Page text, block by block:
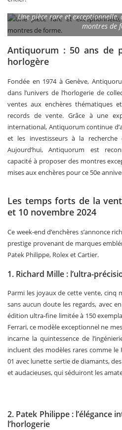
Une pièce rare et exceptionnelle,
montres de
Antiquorum : 50 ans de
horlogère
Fondée en 1974 à Genève,
dans l’univers de l’horlogerie de
ventes aux enchères thématiques
records de vente. Grâce à une
international, Antiquorum continue
et les investisseurs à la recherche
Aujourd’hui, Antiquorum est
capacité à proposer des montres
mises aux enchères pour ce 50e
Les temps forts de la
et 10 novembre 2024
Ce week-end d’enchères s’annonce
prestige provenant de marques
Patek Philippe, Rolex et Cartier.
1. Richard Mille : l’ultra-
Parmi les joyaux de cette vente, cinq
sans aucun doute les regards, avec
édition ultra-fine limitée à 150
Ferrari, ce modèle exceptionnel ne
incarne la quintessence de
incluent des modèles rares comme le
01 avec lunette sertie de diamants,
et audacieuses, qui séduiront les
2. Patek Philippe : l’élégance
l’horlogerie